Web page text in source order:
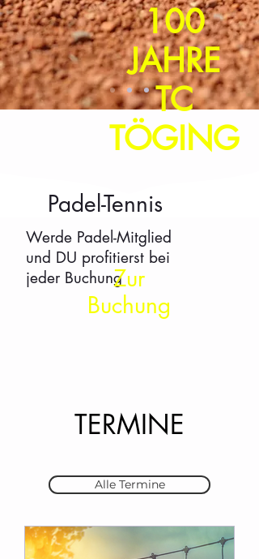
100
JAHRE
TC
TÖGING
Padel-Tennis
Werde Padel-Mitglied
und DU profitierst bei
jeder BuchungZur
Buchung
TERMINE
Alle Termine